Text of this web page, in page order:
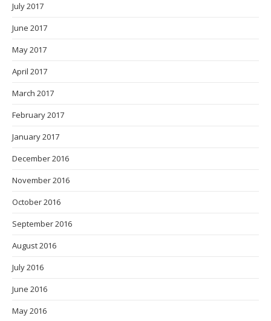
July 2017
June 2017
May 2017
April 2017
March 2017
February 2017
January 2017
December 2016
November 2016
October 2016
September 2016
August 2016
July 2016
June 2016
May 2016